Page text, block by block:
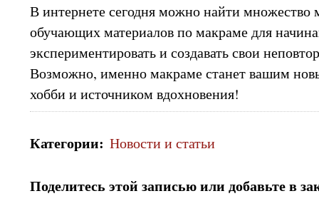
В интернете сегодня можно найти множество
обучающих материалов по макраме для
экспериментировать и создавать свои
Возможно, именно макраме станет вашим
хобби и источником вдохновения!
Категории: Новости и статьи
Поделитесь этой записью или добавьте в